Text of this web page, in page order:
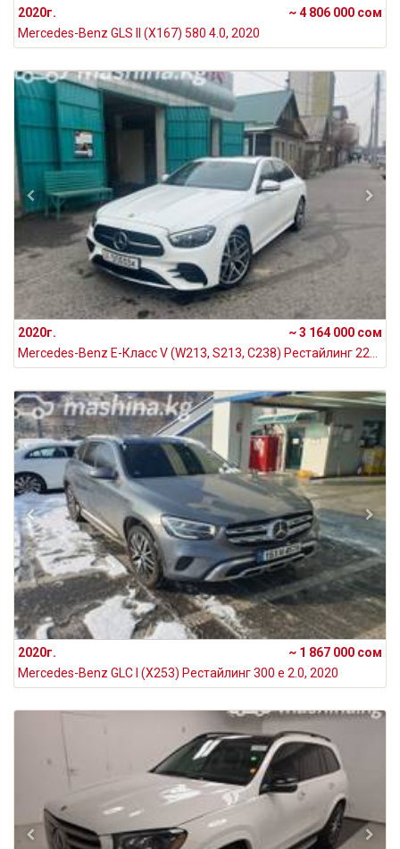
2020г.
~ 4 806 000 сом
Mercedes-Benz GLS II (X167) 580 4.0, 2020
2020г.
~ 3 164 000 сом
2020г.
~ 1 867 000 сом
Mercedes-Benz GLC I (X253) Рестайлинг 300 e 2.0, 2020